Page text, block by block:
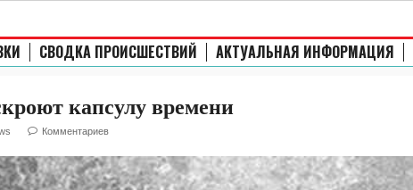
СВОДКА ПРОИСШЕСТВИЙ АКТУАЛЬНАЯ ИНФОРМАЦИЯ
капсулу времени
Комментариев